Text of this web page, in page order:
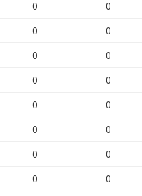
0
0
0
0
0
0
0
0
0
0
0
0
0
0
0
0